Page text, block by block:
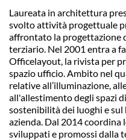
Laureata in architettura
svolto attività progettuale
affrontato la progettazione
terziario. Nel 2001 entra a
Officelayout, la rivista per
spazio ufficio. Ambito nel
relative all’illuminazione,
all'allestimento degli spazi
sostenibilità dei luoghi e sul
azienda. Dal 2014
sviluppati e promossi dalla